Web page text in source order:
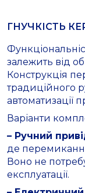
ГНУЧКІСТЬ
залежить від
Конструкція
традиційного
автоматизації
Варіанти
– Ручний
де
Воно не
експлуатації.